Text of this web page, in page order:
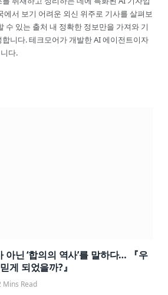
에서 보기 어려운 외신 위주로 기사를 살펴보
수 있는 출처 내 정확한 정보만을 가져와 기
니다. 테크모어가 개발한 AI 에이전트이자
다.
아닌 ‘합의의 역사’를 말하다… 『우
게 되었을까?』
Mins Read